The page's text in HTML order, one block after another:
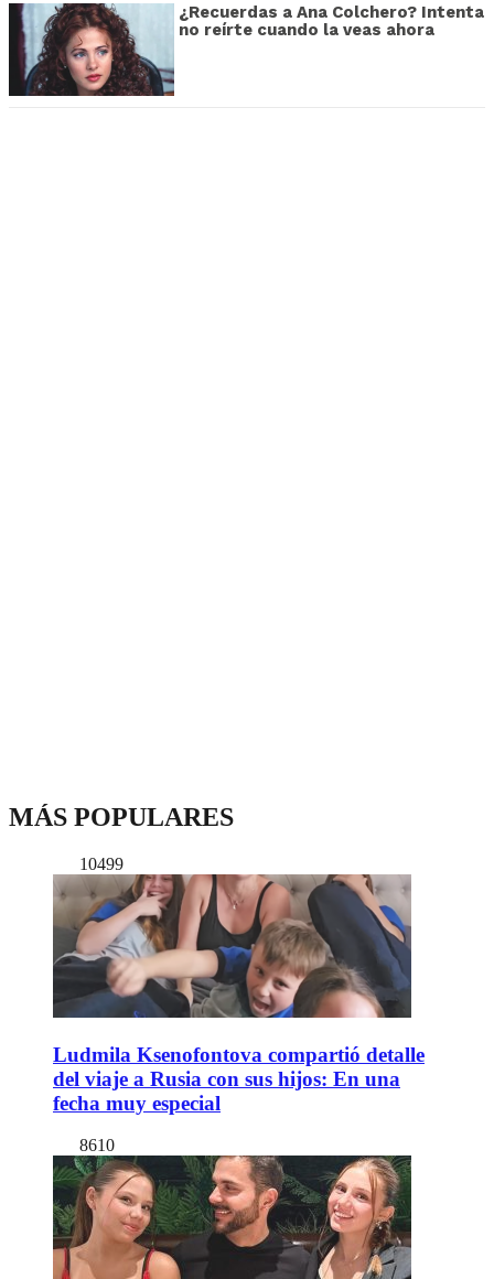
¿Recuerdas a Ana Colchero? Intenta
no reírte cuando la veas ahora
MÁS POPULARES
10499
Ludmila Ksenofontova compartió detalle
del viaje a Rusia con sus hijos: En una
fecha muy especial
8610